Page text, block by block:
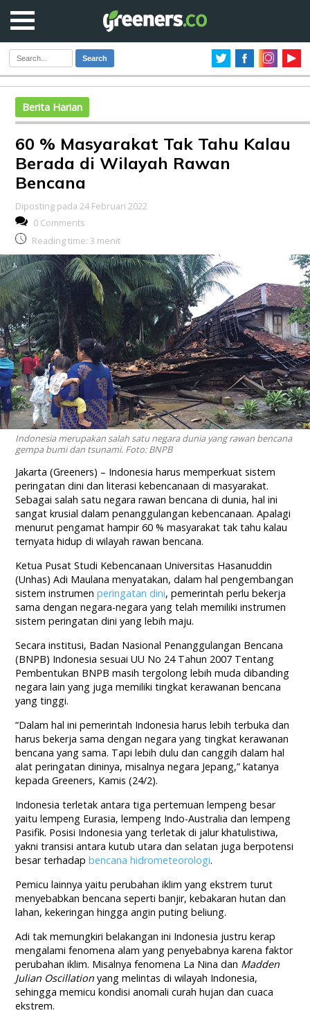
Search
Berita Harian
60 % Masyarakat Tak Tahu Kalau
Berada di Wilayah Rawan
Bencana
Diposting pada 24 Februari 2022
0 Comments
Reading time: 3 menit
Indonesia merupakan salah satu negara dunia yang rawan bencana
gempa bumi dan tsunami. Foto: BNPB
Jakarta (Greeners) – Indonesia harus memperkuat sistem
peringatan dini dan literasi kebencanaan di masyarakat.
Sebagai salah satu negara rawan bencana di dunia, hal ini
sangat krusial dalam penanggulangan kebencanaan. Apalagi
menurut pengamat hampir 60 % masyarakat tak tahu kalau
ternyata hidup di wilayah rawan bencana.
Ketua Pusat Studi Kebencanaan Universitas Hasanuddin
(Unhas) Adi Maulana menyatakan, dalam hal pengembangan
sistem instrumenperingatan dini, pemerintah perlu bekerja
sama dengan negara-negara yang telah memiliki instrumen
sistem peringatan dini yang lebih maju.
Secara institusi, Badan Nasional Penanggulangan Bencana
(BNPB) Indonesia sesuai UU No 24 Tahun 2007 Tentang
Pembentukan BNPB masih tergolong lebih muda dibanding
negara lain yang juga memiliki tingkat kerawanan bencana
yang tinggi.
“Dalam hal ini pemerintah Indonesia harus lebih terbuka dan
harus bekerja sama dengan negara yang tingkat kerawanan
bencana yang sama. Tapi lebih dulu dan canggih dalam hal
alat peringatan dininya, misalnya negara Jepang,” katanya
kepada Greeners, Kamis (24/2).
Indonesia terletak antara tiga pertemuan lempeng besar
yaitu lempeng Eurasia, lempeng Indo-Australia dan lempeng
Pasifik. Posisi Indonesia yang terletak di jalur khatulistiwa,
yakni transisi antara kutub utara dan selatan juga berpotensi
besar terhadapbencana hidrometeorologi.
Pemicu lainnya yaitu perubahan iklim yang ekstrem turut
menyebabkan bencana seperti banjir, kebakaran hutan dan
lahan, kekeringan hingga angin puting beliung.
Adi tak memungkiri belakangan ini Indonesia justru kerap
mengalami fenomena alam yang penyebabnya karena faktor
perubahan iklim. Misalnya fenomena La Nina dan Madden
Julian Oscillation yang melintas di wilayah Indonesia,
sehingga memicu kondisi anomali curah hujan dan cuaca
ekstrem.